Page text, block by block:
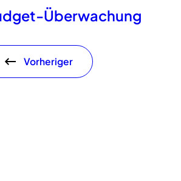
Überwachung
Vorheriger